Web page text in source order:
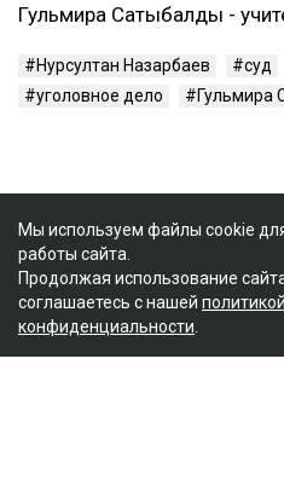
Гульмира Сатыбалды -
Нурсултан Назарбаев суд
уголовное дело
Гульмира
Мы используем файлы cookie
работы сайта.
Продолжая использование
соглашаетесь с нашей политикой
конфиденциальности